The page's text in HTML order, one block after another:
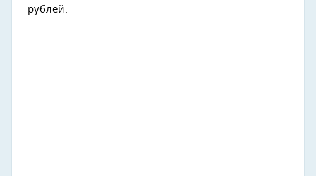
рублей.